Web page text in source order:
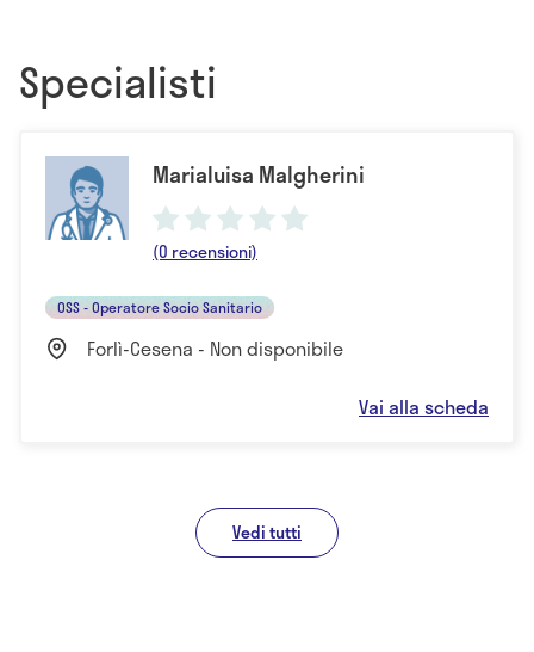
Specialisti
Marialuisa Malgherini
(0 recensioni)
OSS - Operatore Socio Sanitario
Forlì-Cesena - Non disponibile
Vai alla scheda
Vedi tutti